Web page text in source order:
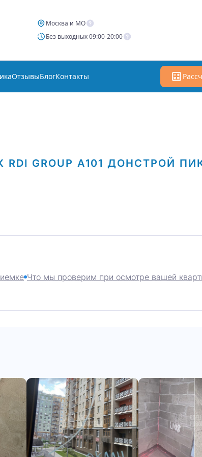
Москва и МО
Без выходных 09:00-20:00
ОтзывыБлогКонтакты
RDI GROUP А101 ДОНСТРОЙ
Что мы проверим при осмотре вашей